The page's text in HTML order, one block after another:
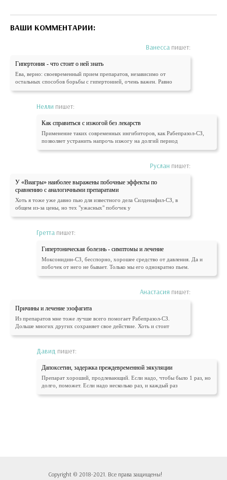
ВАШИ КОММЕНТАРИИ:
Ванесса пишет:
Гипертония - что стоит о ней знать
Ева, верно: своевременный прием препаратов, независимо от
остальных способов борьбы с гипертонией, очень важен. Равно
Нелли пишет:
Как справиться с изжогой без лекарств
Применение таких современных ингибиторов, как Рабепразол-СЗ,
позволяет устранить напрочь изжогу на долгий период
Руслан пишет:
У «Виагры» наиболее выражены побочные эффекты по
сравнению с аналогичными препаратами
Хоть я тоже уже давно пью для известного дела Силденафил-СЗ, в
общем из-за цены, но тех "ужасных" побочек у
Гретта пишет:
Гипертоническая болезнь - симптомы и лечение
Моксонидин-СЗ, бесспорно, хорошее средство от давления. Да и
побочек от него не бывает. Только мы его однократно пьем.
Анастасия пишет:
Причины и лечение эзофагита
Из препаратов мне тоже лучше всего помогает Рабепразол-СЗ.
Дольше многих других сохраняет свое действие. Хоть и стоит
Давид пишет:
Дапоксетин, задержка преждевременной эякуляции
Препарат хороший, продлевающий. Если надо, чтобы было 1 раз, но
долго, поможет. Если надо несколько раз, и каждый раз
Copyright © 2018-2021. Все права защищены!